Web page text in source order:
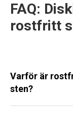
FAQ:
rostfritt
Varför är
sten?